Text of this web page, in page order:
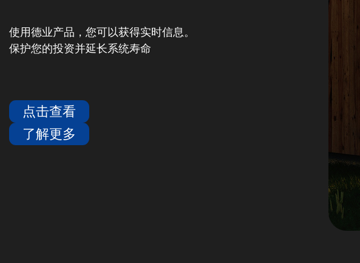
使用德业产品，您可以获得实时信息。
保护您的投资并延长系统寿命
点击查看
了解更多